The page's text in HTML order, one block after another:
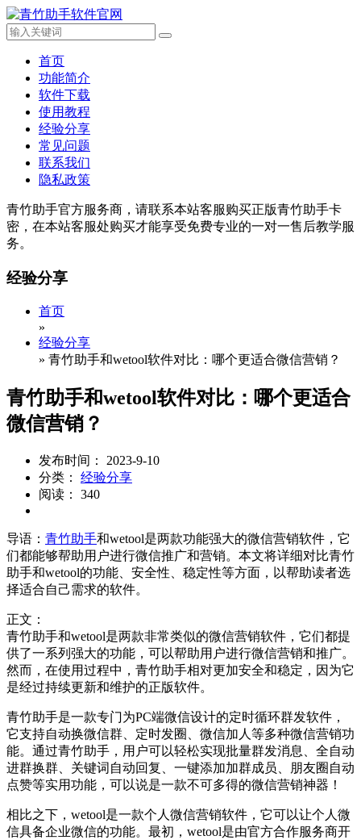
首页
功能简介
软件下载
使用教程
经验分享
常见问题
联系我们
隐私政策
青竹助手官方服务商，请联系本站客服购买正版青竹助手卡
密，在本站客服处购买才能享受免费专业的一对一售后教学服
务。
经验分享
首页
»
经验分享
» 青竹助手和wetool软件对比：哪个更适合微信营销？
青竹助手和wetool软件对比：哪个更适合
微信营销？
发布时间： 2023-9-10
分类： 经验分享
阅读： 340
导语： 青竹助手和wetool是两款功能强大的微信营销软件，它
们都能够帮助用户进行微信推广和营销。本文将详细对比青竹
助手和wetool的功能、安全性、稳定性等方面，以帮助读者选
择适合自己需求的软件。
正文：
青竹助手和wetool是两款非常类似的微信营销软件，它们都提
供了一系列强大的功能，可以帮助用户进行微信营销和推广。
然而，在使用过程中，青竹助手相对更加安全和稳定，因为它
是经过持续更新和维护的正版软件。
青竹助手是一款专门为PC端微信设计的定时循环群发软件，
它支持自动换微信群、定时发圈、微信加人等多种微信营销功
能。通过青竹助手，用户可以轻松实现批量群发消息、全自动
进群换群、关键词自动回复、一键添加加群成员、朋友圈自动
点赞等实用功能，可以说是一款不可多得的微信营销神器！
相比之下，wetool是一款个人微信营销软件，它可以让个人微
信具备企业微信的功能。最初，wetool是由官方合作服务商开